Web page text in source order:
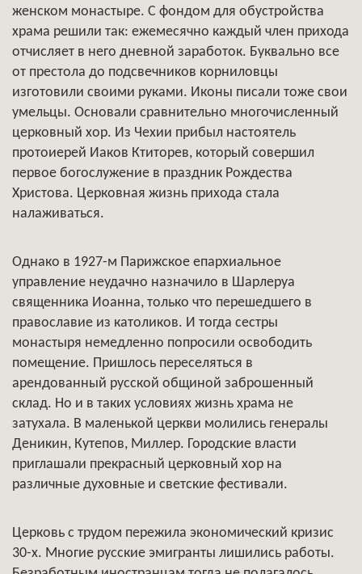
женском монастыре. С фондом для обустройства
храма решили так: ежемесячно каждый член прихода
отчисляет в него дневной заработок. Буквально все
от престола до подсвечников корниловцы
изготовили своими руками. Иконы писали тоже свои
умельцы. Основали сравнительно многочисленный
церковный хор. Из Чехии прибыл настоятель
протоиерей Иаков Ктиторев, который совершил
первое богослужение в праздник Рождества
Христова. Церковная жизнь прихода стала
налаживаться.
Однако в 1927-м Парижское епархиальное
управление неудачно назначило в Шарлеруа
священника Иоанна, только что перешедшего в
православие из католиков. И тогда сестры
монастыря немедленно попросили освободить
помещение. Пришлось переселяться в
арендованный русской общиной заброшенный
склад. Но и в таких условиях жизнь храма не
затухала. В маленькой церкви молились генералы
Деникин, Кутепов, Миллер. Городские власти
приглашали прекрасный церковный хор на
различные духовные и светские фестивали.
Церковь с трудом пережила экономический кризис
30-х. Многие русские эмигранты лишились работы.